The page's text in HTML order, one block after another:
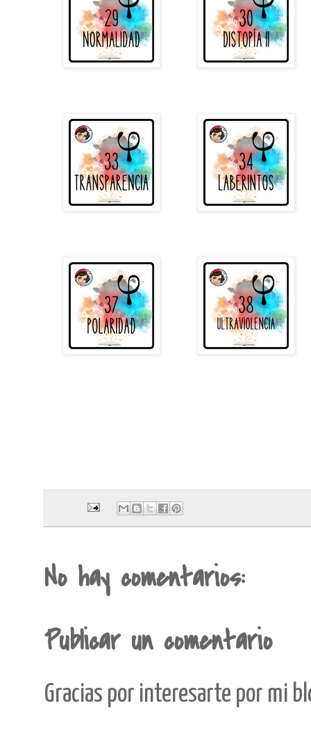
No hay comentarios:
Publicar un comentario
Gracias por interesarte por mi